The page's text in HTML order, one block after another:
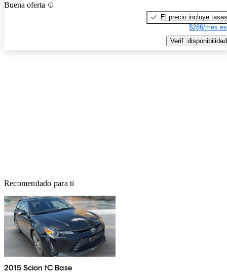
Buena oferta
El precio incluye tasas
$286/mes
Verif. disponibilidad
Recomendado para ti
2015 Scion tC Base